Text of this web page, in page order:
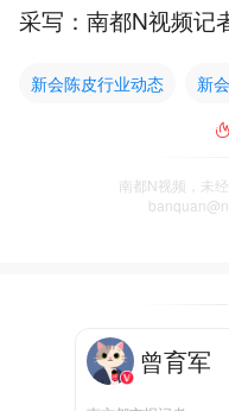
采写：南都N视频记
新会陈皮行业动态
新
南都N视频，未
曾育军